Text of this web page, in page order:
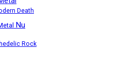
Death
Nu
Rock